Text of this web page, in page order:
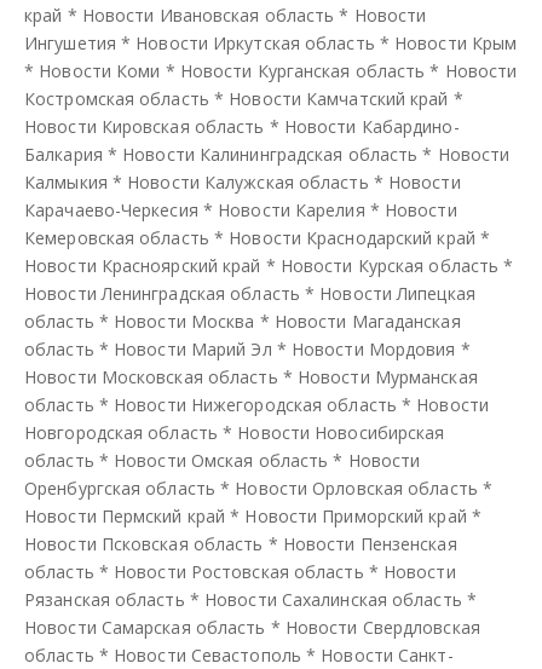
край * Новости Ивановская область * Новости
Ингушетия * Новости Иркутская область * Новости Крым
* Новости Коми * Новости Курганская область * Новости
Костромская область * Новости Камчатский край *
Новости Кировская область * Новости Кабардино-
Балкария * Новости Калининградская область * Новости
Калмыкия * Новости Калужская область * Новости
Карачаево-Черкесия * Новости Карелия * Новости
Кемеровская область * Новости Краснодарский край *
Новости Красноярский край * Новости Курская область *
Новости Ленинградская область * Новости Липецкая
область * Новости Москва * Новости Магаданская
область * Новости Марий Эл * Новости Мордовия *
Новости Московская область * Новости Мурманская
область * Новости Нижегородская область * Новости
Новгородская область * Новости Новосибирская
область * Новости Омская область * Новости
Оренбургская область * Новости Орловская область *
Новости Пермский край * Новости Приморский край *
Новости Псковская область * Новости Пензенская
область * Новости Ростовская область * Новости
Рязанская область * Новости Сахалинская область *
Новости Самарская область * Новости Свердловская
область * Новости Севастополь * Новости Санкт-